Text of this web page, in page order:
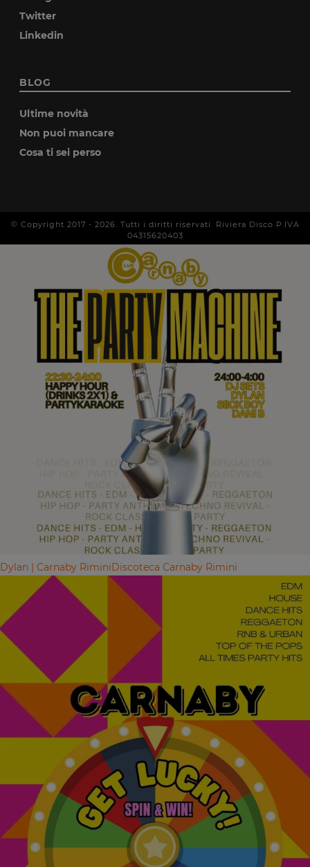
Twitter
Linkedin
BLOG
Ultime novità
Non puoi mancare
Cosa ti sei perso
© Copyright 2017 - 2026. Tutti i diritti riservati. Riviera Disco P.IVA
04315620403
Dylan | Carnaby RiminiDiscoteca Carnaby Rimini